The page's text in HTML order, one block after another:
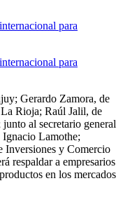
Gerardo Zamora, de
Rioja; Raúl Jalil, de
al secretario general
Lamothe;
Inversiones y Comercio
respaldar a empresarios
en los mercados